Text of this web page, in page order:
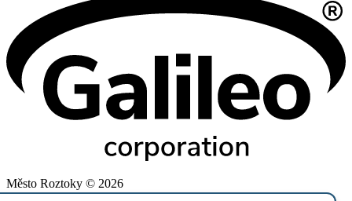
Město Roztoky © 2026